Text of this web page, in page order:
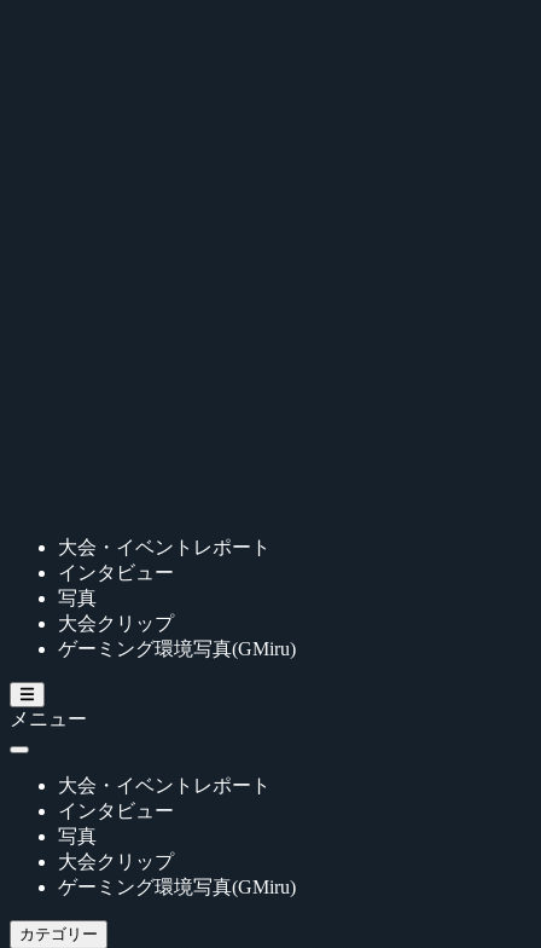
大会・イベントレポート
インタビュー
写真
大会クリップ
ゲーミング環境写真(GMiru)
メニュー
大会・イベントレポート
インタビュー
写真
大会クリップ
ゲーミング環境写真(GMiru)
カテゴリー